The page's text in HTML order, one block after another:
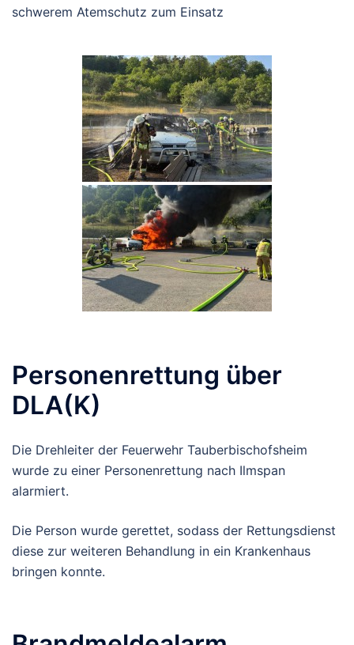
schwerem Atemschutz zum Einsatz
Personenrettung über
DLA(K)
Die Drehleiter der Feuerwehr Tauberbischofsheim
wurde zu einer Personenrettung nach Ilmspan
alarmiert.
Die Person wurde gerettet, sodass der Rettungsdienst
diese zur weiteren Behandlung in ein Krankenhaus
bringen konnte.